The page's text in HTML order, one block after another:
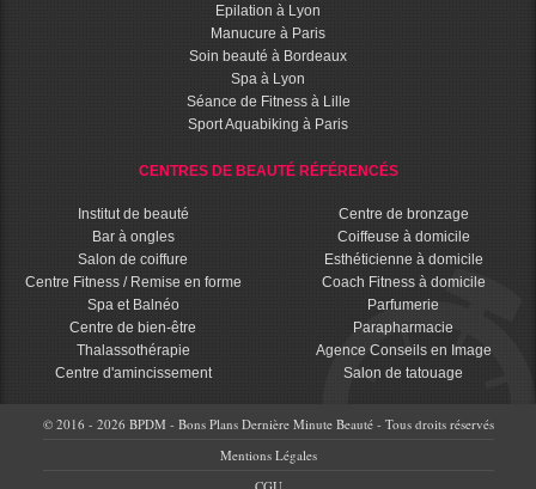
Epilation à Lyon
Manucure à Paris
Soin beauté à Bordeaux
Spa à Lyon
Séance de Fitness à Lille
Sport Aquabiking à Paris
CENTRES DE BEAUTÉ RÉFÉRENCÉS
Institut de beauté
Bar à ongles
Salon de coiffure
Centre Fitness / Remise en forme
Spa et Balnéo
Centre de bien-être
Thalassothérapie
Centre d'amincissement
Centre de bronzage
Coiffeuse à domicile
Esthéticienne à domicile
Coach Fitness à domicile
Parfumerie
Parapharmacie
Agence Conseils en Image
Salon de tatouage
© 2016 - 2026 BPDM - Bons Plans Dernière Minute Beauté - Tous droits réservés
Mentions Légales